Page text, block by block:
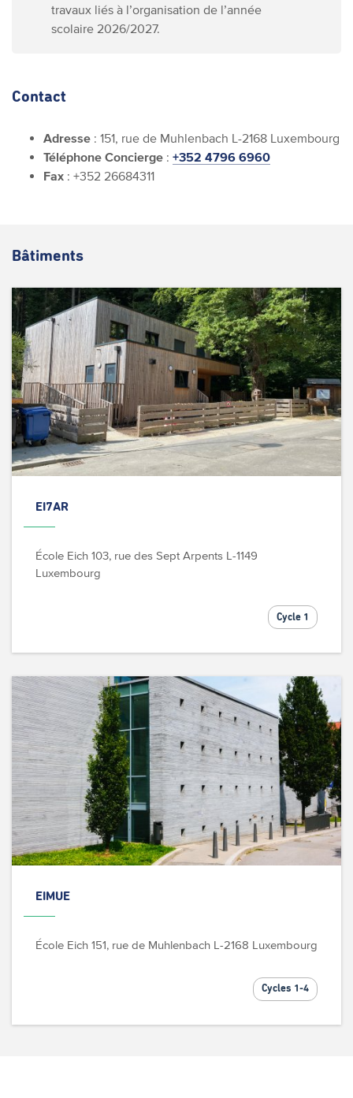
travaux liés à l’organisation de l’année
scolaire 2026/2027.
Contact
Adresse : 151, rue de Muhlenbach L-2168 Luxembourg
Téléphone Concierge : +352 4796 6960
Fax : +352 26684311
Bâtiments
EI7AR
École Eich 103, rue des Sept Arpents L-1149
Luxembourg
Cycle 1
EIMUE
École Eich 151, rue de Muhlenbach L-2168 Luxembourg
Cycles 1-4